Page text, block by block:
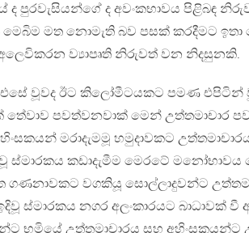
ද පුරවැසියන්ගේ ද අවංකභාවය පිළිබඳ
මත නොමැති බව පසක් කරදීමට ඉතා
ව්‍යාපෘති නිරුවත් වන නිදසුනකි.
එසේ වූවද ඊට කිලෝමීටයකට පමණ එපිටින්
තේවාව පවත්වනවාක් මෙන් උත්තමාචාර
මරාදැමමූ හමුදාවකට උත්තමාචාරය
කඩාදැමීම මෙරටේ
ගණනාවකට වගකියූ සොල්ලාදුවන්ට
ස්මාරකය නගර අලංකාරයට බාධාවක් වී
භූමියේ උත්තමාචාරය සහ